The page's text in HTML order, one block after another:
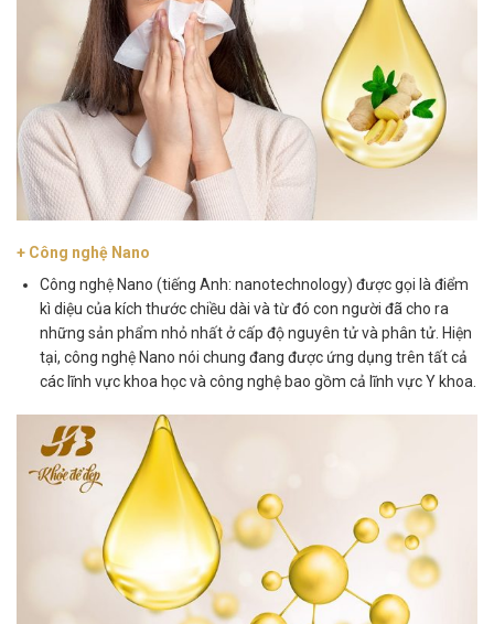
+ Công nghệ Nano
Công nghệ Nano (tiếng Anh: nanotechnology) được gọi là điểm
kì diệu của kích thước chiều dài và từ đó con người đã cho ra
những sản phẩm nhỏ nhất ở cấp độ nguyên tử và phân tử. Hiện
tại, công nghệ Nano nói chung đang được ứng dụng trên tất cả
các lĩnh vực khoa học và công nghệ bao gồm cả lĩnh vực Y khoa.